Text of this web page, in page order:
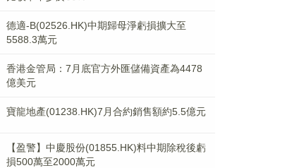
德適-B(02526.HK)中期歸母淨虧損擴大至
5588.3萬元
香港金管局：7月底官方外匯儲備資產為4478
億美元
寶龍地產(01238.HK)7月合約銷售額約5.5億元
【盈警】中慶股份(01855.HK)料中期除稅後虧
損500萬至2000萬元